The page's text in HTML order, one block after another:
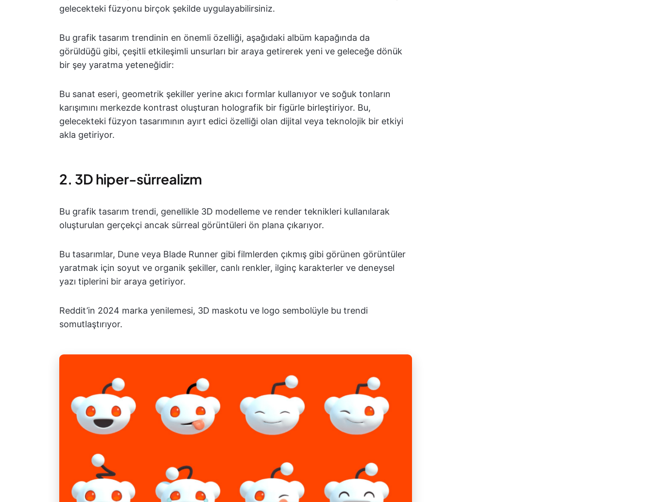
gelecekteki füzyonu birçok şekilde uygulayabilirsiniz.
Bu grafik tasarım trendinin en önemli özelliği, aşağıdaki albüm kapağında da
görüldüğü gibi, çeşitli etkileşimli unsurları bir araya getirerek yeni ve geleceğe dönük
bir şey yaratma yeteneğidir:
Bu sanat eseri, geometrik şekiller yerine akıcı formlar kullanıyor ve soğuk tonların
karışımını merkezde kontrast oluşturan holografik bir figürle birleştiriyor. Bu,
gelecekteki füzyon tasarımının ayırt edici özelliği olan dijital veya teknolojik bir etkiyi
akla getiriyor.
2. 3D hiper-sürrealizm
Bu grafik tasarım trendi, genellikle 3D modelleme ve render teknikleri kullanılarak
oluşturulan gerçekçi ancak sürreal görüntüleri ön plana çıkarıyor.
Bu tasarımlar, Dune veya Blade Runner gibi filmlerden çıkmış gibi görünen görüntüler
yaratmak için soyut ve organik şekiller, canlı renkler, ilginç karakterler ve deneysel
yazı tiplerini bir araya getiriyor.
Reddit’in 2024 marka yenilemesi, 3D maskotu ve logo sembolüyle bu trendi
somutlaştırıyor.